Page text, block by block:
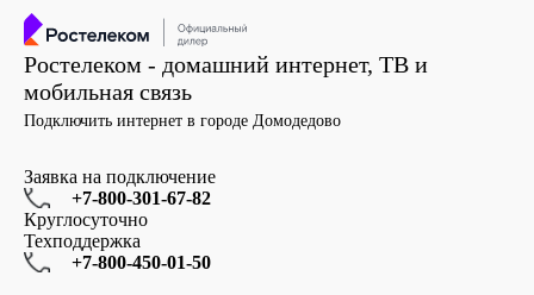
Ростелеком - домашний интернет, ТВ и
мобильная связь
Подключить интернет в городе Домодедово
Заявка на подключение
+7-800-301-67-82
Круглосуточно
Техподдержка
+7-800-450-01-50